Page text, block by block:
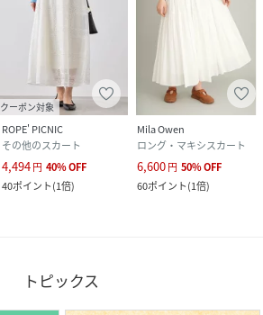
クーポン対象
ROPE' PICNIC
その他のスカート
4,494円 40%OFF
40ポイント(1倍)
Mila Owen
ロング・マキシスカート
6,600円 50%OFF
60ポイント(1倍)
トピックス